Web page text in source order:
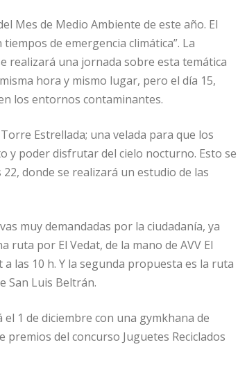
Mes de Medio Ambiente de este año. El
de emergencia climática”. La
realizará una jornada sobre esta temática
hora y mismo lugar, pero el día 15,
los entornos contaminantes.
Estrellada; una velada para que los
poder disfrutar del cielo nocturno. Esto se
donde se realizará un estudio de las
muy demandadas por la ciudadanía, ya
por El Vedat, de la mano de AVV El
las 10 h. Y la segunda propuesta es la ruta
San Luis Beltrán.
1 de diciembre con una gymkhana de
premios del concurso Juguetes Reciclados